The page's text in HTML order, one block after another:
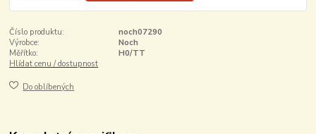
Číslo produktu:
noch07290
Výrobce:
Noch
Měřítko:
H0/TT
Hlídat cenu / dostupnost
Do oblíbených